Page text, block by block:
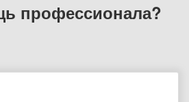
профессионала?